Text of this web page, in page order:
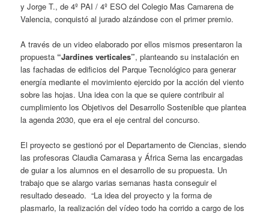
y Jorge T., de 4º PAI / 4º ESO del Colegio Mas Camarena de
Valencia, conquistó al jurado alzándose con el primer premio.
A través de un video elaborado por ellos mismos presentaron la
propuesta “Jardines verticales”, planteando su instalación en
las fachadas de edificios del Parque Tecnológico para generar
energía mediante el movimiento ejercido por la acción del viento
sobre las hojas. Una idea con la que se quiere contribuir al
cumplimiento los Objetivos del Desarrollo Sostenible que plantea
la agenda 2030, que era el eje central del concurso.
El proyecto se gestionó por el Departamento de Ciencias, siendo
las profesoras Claudia Camarasa y África Serna las encargadas
de guiar a los alumnos en el desarrollo de su propuesta. Un
trabajo que se alargo varias semanas hasta conseguir el
resultado deseado. “La idea del proyecto y la forma de
plasmarlo, la realización del vídeo todo ha corrido a cargo de los